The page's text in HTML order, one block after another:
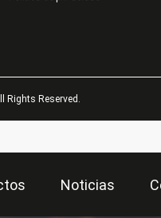
Rights Reserved.
Noticias